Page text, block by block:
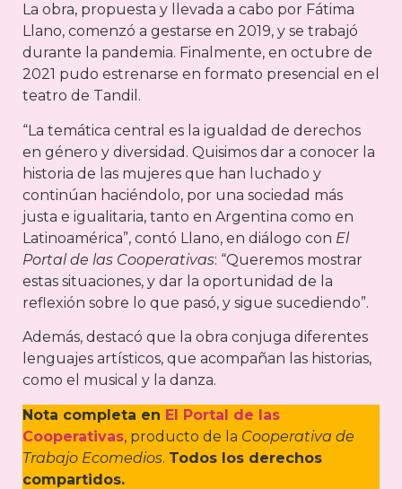
La obra, propuesta y llevada a cabo por Fátima
Llano, comenzó a gestarse en 2019, y se trabajó
durante la pandemia. Finalmente, en octubre de
2021 pudo estrenarse en formato presencial en el
teatro de Tandil.
“La temática central es la igualdad de derechos
en género y diversidad. Quisimos dar a conocer la
historia de las mujeres que han luchado y
continúan haciéndolo, por una sociedad más
justa e igualitaria, tanto en Argentina como en
Latinoamérica”, contó Llano, en diálogo con El
Portal de las Cooperativas: “Queremos mostrar
estas situaciones, y dar la oportunidad de la
reflexión sobre lo que pasó, y sigue sucediendo”.
Además, destacó que la obra conjuga diferentes
lenguajes artísticos, que acompañan las historias,
como el musical y la danza.
Nota completa en El Portal de las
Cooperativas, producto de la Cooperativa de
Trabajo Ecomedios. Todos los derechos
compartidos.